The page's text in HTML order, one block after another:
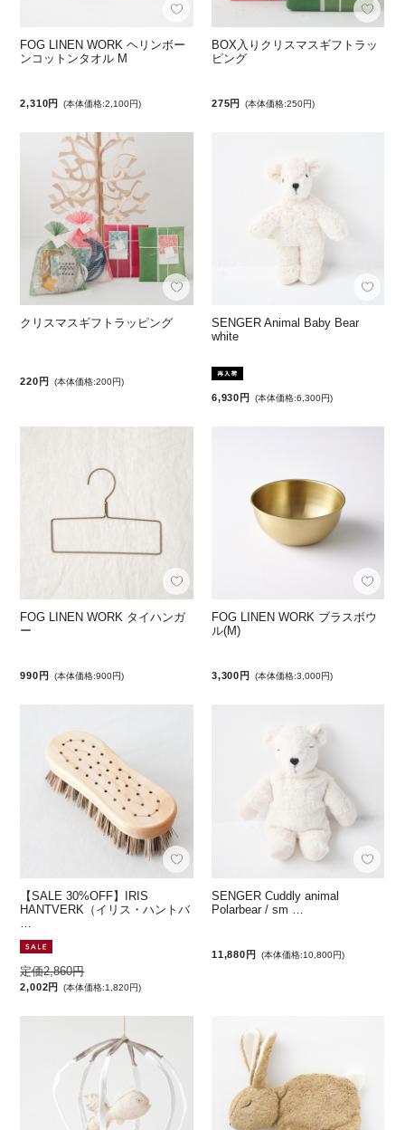
FOG LINEN WORK ヘリンボー
ンコットンタオル M
2,310円 (本体価格:2,100円)
BOX入りクリスマスギフトラッ
ピング
275円 (本体価格:250円)
クリスマスギフトラッピング
220円 (本体価格:200円)
SENGER Animal Baby Bear
white
6,930円 (本体価格:6,300円)
FOG LINEN WORK タイハンガ
ー
990円 (本体価格:900円)
FOG LINEN WORK ブラスボウ
ル(M)
3,300円 (本体価格:3,000円)
【SALE 30%OFF】IRIS
HANTVERK（イリス・ハントバ
定価2,860円
2,002円 (本体価格:1,820円)
SENGER Cuddly animal
Polarbear / sm …
11,880円 (本体価格:10,800円)